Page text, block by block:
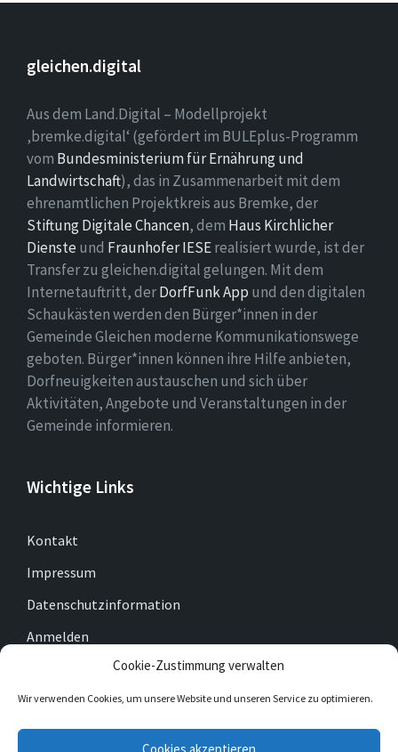
Cookie-Zustimmung verwalten
Wir verwenden Cookies, um unsere Website und unseren Service zu optimieren.
Cookies akzeptieren
gleichen.digital
Aus dem Land.Digital – Modellprojekt
‚bremke.digital‘ (gefördert im BULEplus-Programm
vom Bundesministerium für Ernährung und
Landwirtschaft), das in Zusammenarbeit mit dem
ehrenamtlichen Projektkreis aus Bremke, der
Stiftung Digitale Chancen, dem Haus Kirchlicher
Dienste und Fraunhofer IESErealisiert wurde, ist der
Transfer zu gleichen.digital gelungen. Mit dem
Internetauftritt, derDorfFunk App und den digitalen
Schaukästen werden den Bürger*innen in der
Gemeinde Gleichen moderne Kommunikationswege
geboten. Bürger*innen können ihre Hilfe anbieten,
Dorfneuigkeiten austauschen und sich über
Aktivitäten, Angebote und Veranstaltungen in der
Gemeinde informieren.
Wichtige Links
Kontakt
Impressum
Datenschutzinformation
Anmelden
Cookie-Richtlinie (EU)
Facebook Twitter